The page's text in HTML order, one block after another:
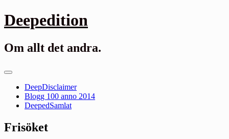
Gå
till
Deepedition
Om allt det andra.
Primär
DeepDisclaimer
Blogg 100 anno 2014
DeepedSamlat
Frisöket